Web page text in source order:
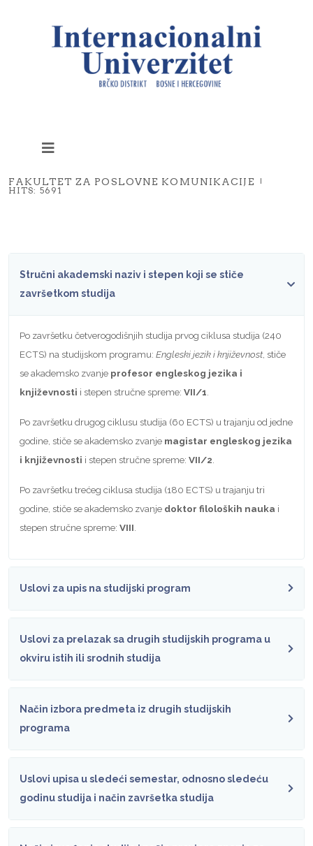
FAKULTET ZA POSLOVNE KOMUNIKACIJE
HITS: 5691
Stručni akademski naziv i stepen koji se stiče
završetkom studija
Po završetku četverogodišnjih studija prvog ciklusa studija (240
ECTS) na studijskom programu: Engleski jezik i književnost, stiče
se akademsko zvanje profesor engleskog jezika i
književnosti i stepen stručne spreme: VII/1
Po završetku drugog ciklusu studija (60 ECTS) u trajanju od jedne
godine, stiče se akademsko zvanje magistar engleskog jezika
i književnosti i stepen stručne spreme: VII/2
Po završetku trećeg ciklusa studija (180 ECTS) u trajanju tri
godine, stiče se akademsko zvanje doktor filoloških nauka i
stepen stručne spreme: VIII
Uslovi za upis na studijski program
Uslovi za prelazak sa drugih studijskih programa u
okviru istih ili srodnih studija
Način izbora predmeta iz drugih studijskih
programa
Uslovi upisa u sledeći semestar, odnosno sledeću
godinu studija i način završetka studija